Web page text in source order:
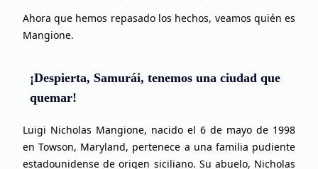
Ahora que hemos repasado los hechos, veamos quién es
Mangione.
¡Despierta, Samurái, tenemos una ciudad que
quemar!
Luigi Nicholas Mangione, nacido el 6 de mayo de 1998
en Towson, Maryland, pertenece a una familia pudiente
estadounidense de origen siciliano. Su abuelo, Nicholas